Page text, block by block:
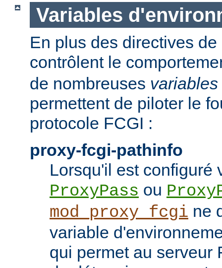
Variables
En plus des directives
contrôlent le
de nombreuses
permettent de piloter le
protocole FCGI :
proxy-fcgi-pathinfo
Lorsqu'il est configuré
ProxyPass ou
mod_proxy_fcgi ne
variable
qui permet au serveur